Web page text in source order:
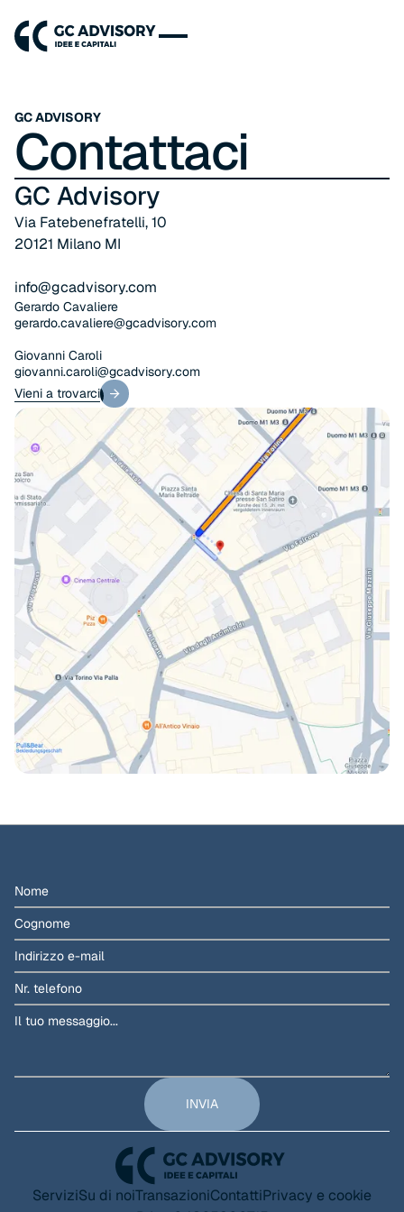
GC ADVISORY
Contattaci
GC Advisory
Via Fatebenefratelli, 10
20121 Milano MI
info@gcadvisory.com
Gerardo Cavaliere
gerardo.cavaliere@gcadvisory.com
Giovanni Caroli
giovanni.caroli@gcadvisory.com
Vieni a trovarci
Vieni a trovarci
ServiziSu di noiTransazioniContattiPrivacy e cookie